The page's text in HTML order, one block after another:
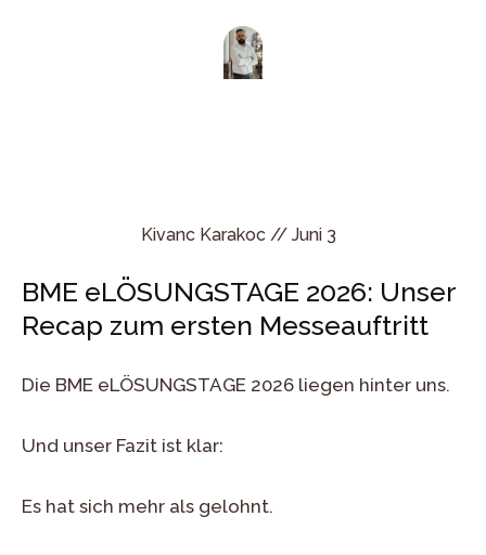
Kivanc Karakoc // Juni 3
BME eLÖSUNGSTAGE 2026: Unser
Recap zum ersten Messeauftritt
Die BME eLÖSUNGSTAGE 2026 liegen hinter uns.
Und unser Fazit ist klar:
Es hat sich mehr als gelohnt.